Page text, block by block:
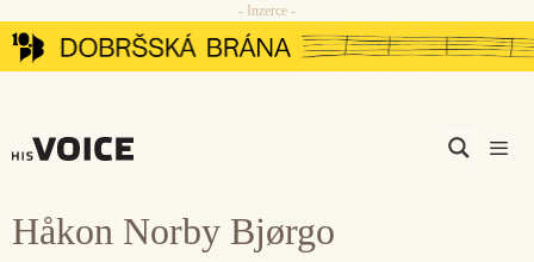
Přeskočit
na
- Inzerce -
Håkon Norby Bjørgo